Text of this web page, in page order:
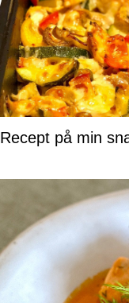
Recept på min